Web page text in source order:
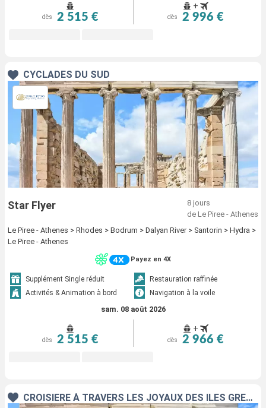
dès 2 515 €
+
dès 2 996 €
CYCLADES DU SUD
Star Flyer
8 jours
de Le Piree - Athenes
Le Piree - Athenes > Rhodes > Bodrum > Dalyan River > Santorin > Hydra >
Le Piree - Athenes
Payez en 4X
Supplément Single réduit
Restauration raffinée
Activités & Animation à bord
Navigation à la voile
sam. 08 août 2026
dès 2 515 €
+
dès 2 966 €
CROISIÈRE À TRAVERS LES JOYAUX DES ÎLES GRECQUES AVEC JEAN-FRANÇOIS COLOSIMO